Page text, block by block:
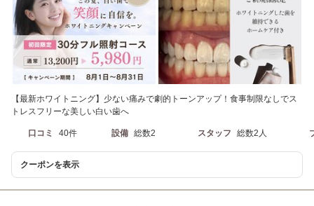
【最新ホワイトニング】少ない痛みで劇的トーンアップ！食事制限なしでス
トレスフリーな美しい白い歯へ
口コミ 40件 設備 総数2 スタッフ 総数2人
クーポンを表示